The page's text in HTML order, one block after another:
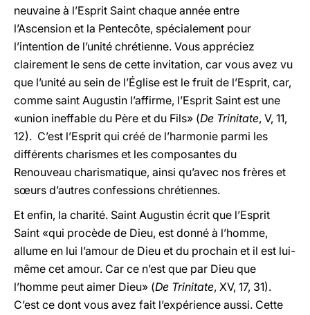
neuvaine à l’Esprit Saint chaque année entre
l’Ascension et la Pentecôte, spécialement pour
l’intention de l’unité chrétienne. Vous appréciez
clairement le sens de cette invitation, car vous avez vu
que l’unité au sein de l’Église est le fruit de l’Esprit, car,
comme saint Augustin l’affirme, l’Esprit Saint est une
«union ineffable du Père et du Fils» (De Trinitate, V, 11,
12). C’est l’Esprit qui créé de l’harmonie parmi les
différents charismes et les composantes du
Renouveau charismatique, ainsi qu’avec nos frères et
sœurs d’autres confessions chrétiennes.
Et enfin, la charité. Saint Augustin écrit que l’Esprit
Saint «qui procède de Dieu, est donné à l’homme,
allume en lui l’amour de Dieu et du prochain et il est lui-
même cet amour. Car ce n’est que par Dieu que
l’homme peut aimer Dieu» (De Trinitate, XV, 17, 31).
C’est ce dont vous avez fait l’expérience aussi. Cette